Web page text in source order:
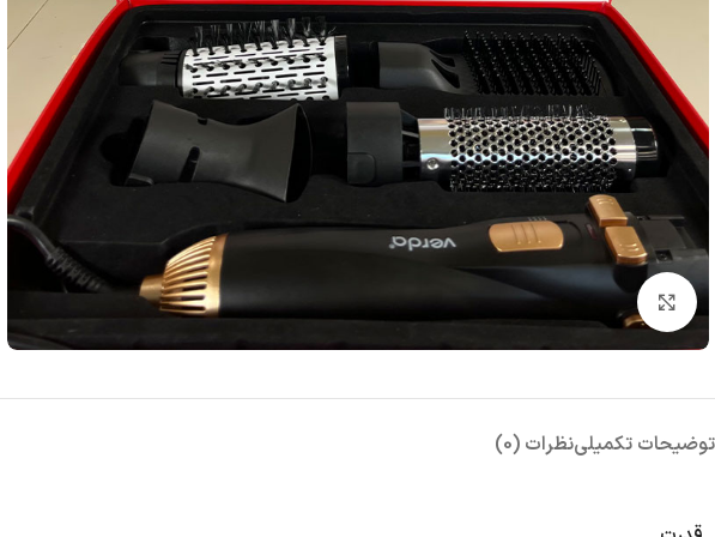
بزرگنمایی تصویر
توضیحات تکمیلینظرات (0)